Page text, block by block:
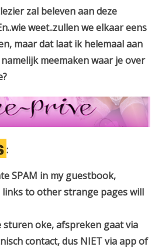
zal beleven aan deze
weet..zullen we elkaar eens
maar dat laat ik helemaal aan
meemaken waar je over
:
SPAM in my guestbook,
links to other strange pages will
sturen oke, afspreken gaat via
contact, dus NIET via app of